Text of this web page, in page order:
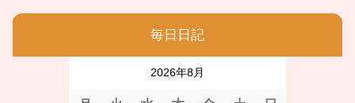
毎日日記
2026年8月